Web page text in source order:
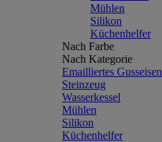
Mühlen
Silikon
Küchenhelfer
Nach Farbe
Nach Kategorie
Emailliertes Gusseisen
Steinzeug
Wasserkessel
Mühlen
Silikon
Küchenhelfer